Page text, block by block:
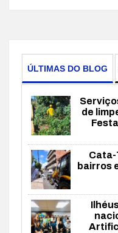
ÚLTIMAS DO BLOG
de
bairros